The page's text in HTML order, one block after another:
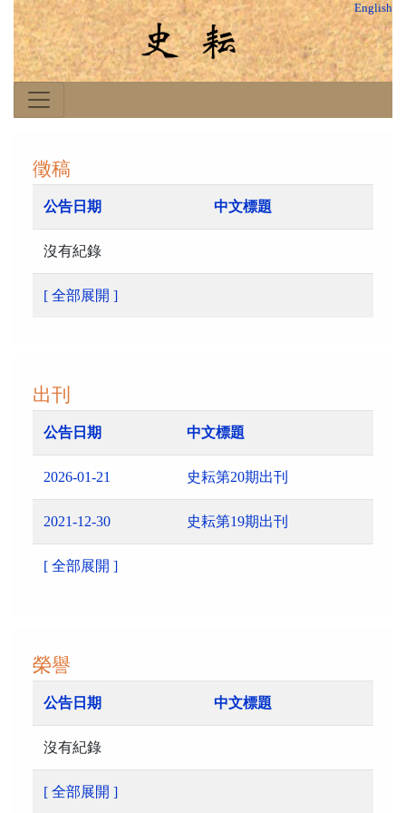
English
徵稿
公告日期 中文標題
沒有紀錄
[ 全部展開 ]
出刊
公告日期 中文標題
2026-01-21 史耘第20期出刊
2021-12-30 史耘第19期出刊
[ 全部展開 ]
榮譽
公告日期 中文標題
沒有紀錄
[ 全部展開 ]